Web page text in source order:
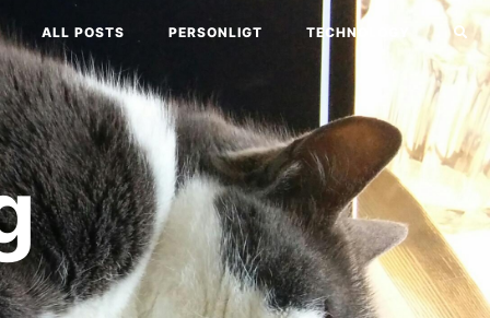
ALL POSTS PERSONLIGT TECHNOLOGY